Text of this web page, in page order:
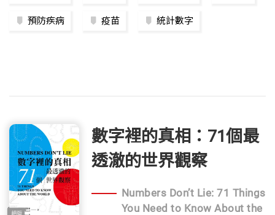
預防疾病 疫苗 統計數字
數字裡的真相：71個最
透澈的世界觀察
Numbers Don’t Lie: 71 Things
You Need to Know About the